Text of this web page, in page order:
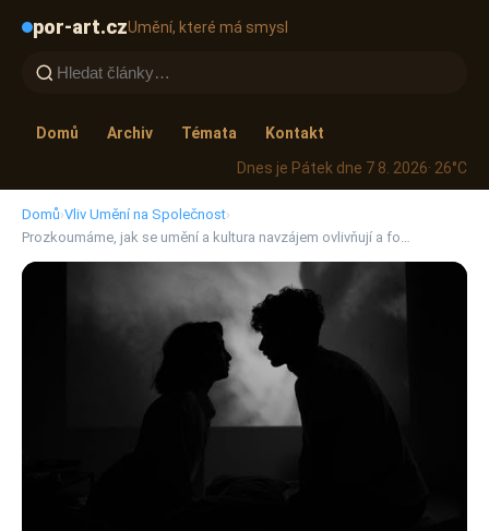
por-art.czUmění, které má smysl
Domů Archiv Témata
Kontakt
Dnes je Pátek dne 7 8. 2026· 26°C
Domů›Vliv Umění na Společnost›
Prozkoumáme, jak se umění a kultura navzájem ovlivňují a fo…